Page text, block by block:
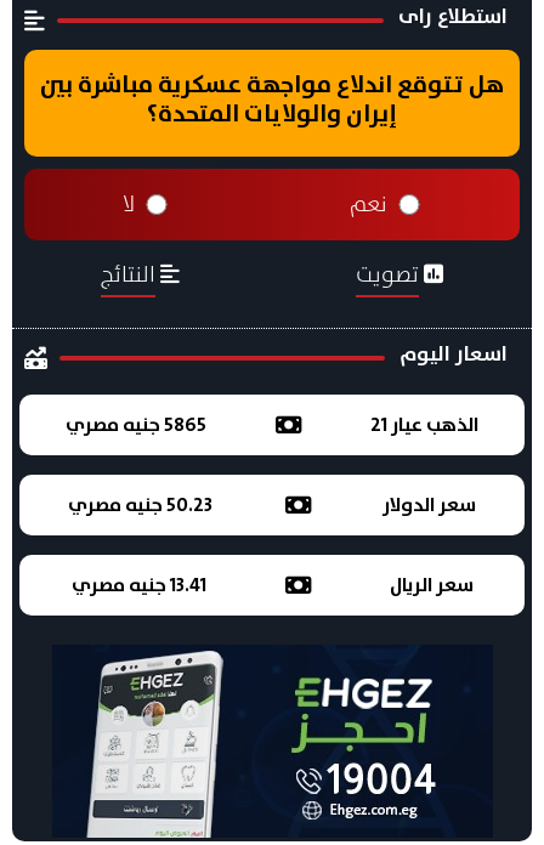
استطلاع راى
هل تتوقع اندلاع مواجهة عسكرية مباشرة بين
إيران والولايات المتحدة؟
نعم لا
تصويت النتائج
اسعار اليوم
الذهب عيار 21 5865 جنيه مصري
سعر الدولار 50.23 جنيه مصري
سعر الريال 13.41 جنيه مصري